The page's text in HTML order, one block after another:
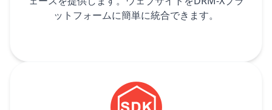
ットフォームに簡単に統合できます。